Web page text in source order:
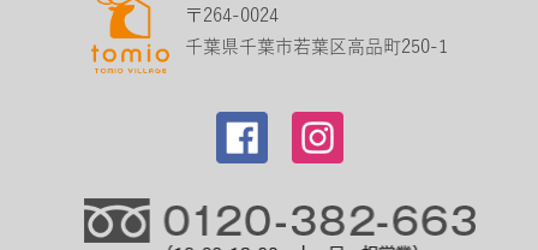
〒264-0024
千葉県千葉市若葉区高品町250-1